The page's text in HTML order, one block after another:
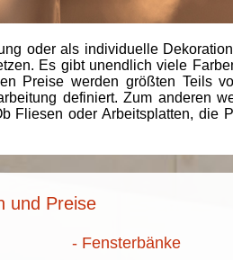
oder als individuelle
Es gibt unendlich viele
Preise werden größten Teils
definiert. Zum anderen
Fliesen oder Arbeitsplatten, die
und Preise
- Fensterbänke